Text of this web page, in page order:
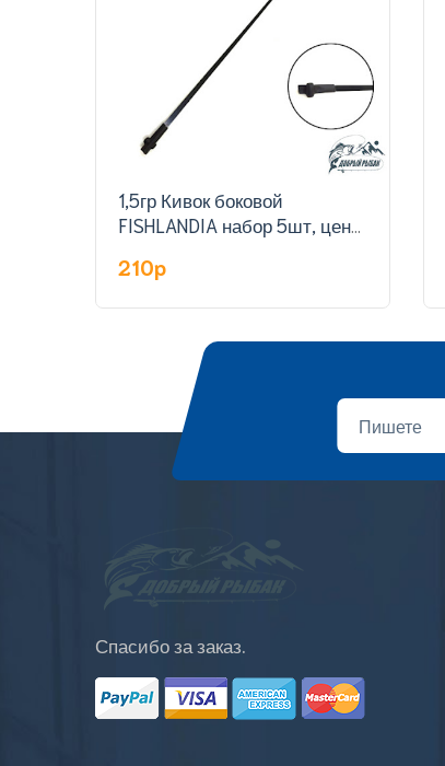
1,5гр Кивок боковой
FISHLANDIA набор 5шт, цена
210p
Спасибо за заказ.